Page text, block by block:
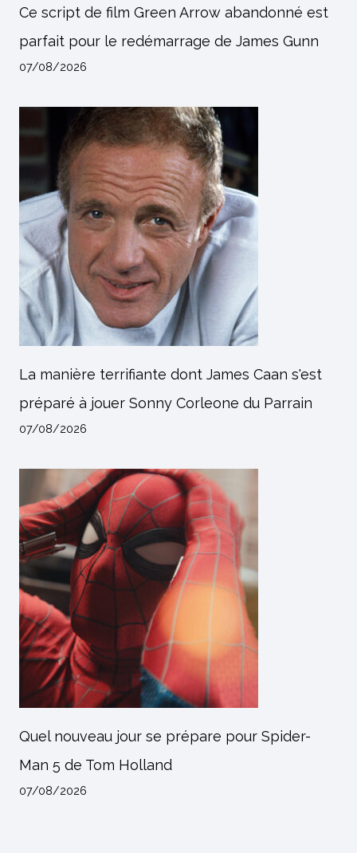
Ce script de film Green Arrow abandonné est
parfait pour le redémarrage de James Gunn
07/08/2026
La manière terrifiante dont James Caan s'est
préparé à jouer Sonny Corleone du Parrain
07/08/2026
Quel nouveau jour se prépare pour Spider-
Man 5 de Tom Holland
07/08/2026